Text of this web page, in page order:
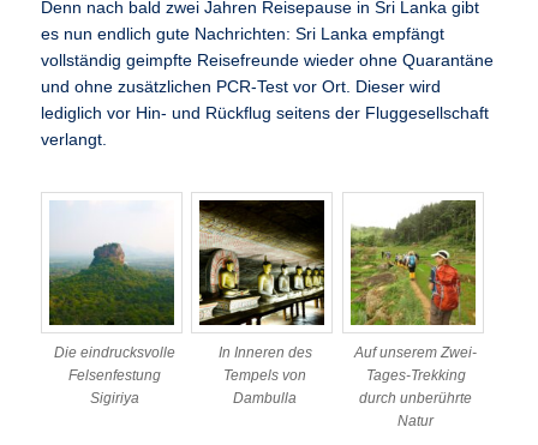
Denn nach bald zwei Jahren Reisepause in Sri Lanka gibt
es nun endlich gute Nachrichten: Sri Lanka empfängt
vollständig geimpfte Reisefreunde wieder ohne Quarantäne
und ohne zusätzlichen PCR-Test vor Ort. Dieser wird
lediglich vor Hin- und Rückflug seitens der Fluggesellschaft
verlangt.
Die eindrucksvolle
Felsenfestung
Sigiriya
In Inneren des
Tempels von
Dambulla
Auf unserem Zwei-
Tages-Trekking
durch unberührte
Natur